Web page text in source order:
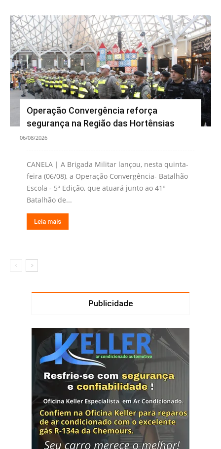
Operação Convergência reforça
segurança na Região das Hortênsias
06/08/2026
CANELA | A Brigada Militar lançou, nesta quinta-
feira (06/08), a Operação Convergência- Batalhão
Escola - 5ª Edição, que atuará junto ao 41º
Batalhão de...
Leia mais
Publicidade